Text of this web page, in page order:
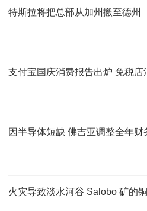
特斯拉将把总部从加州搬至德州
支付宝国庆消费报告出炉 免税店
因半导体短缺 佛吉亚调整全年财
火灾导致淡水河谷 Salobo 矿的